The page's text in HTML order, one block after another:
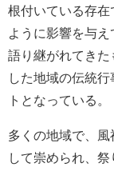
根付いている存
ように影響を与
語り継がれてきた
した地域の伝統
トとなっている。
多くの地域で、
して崇められ、